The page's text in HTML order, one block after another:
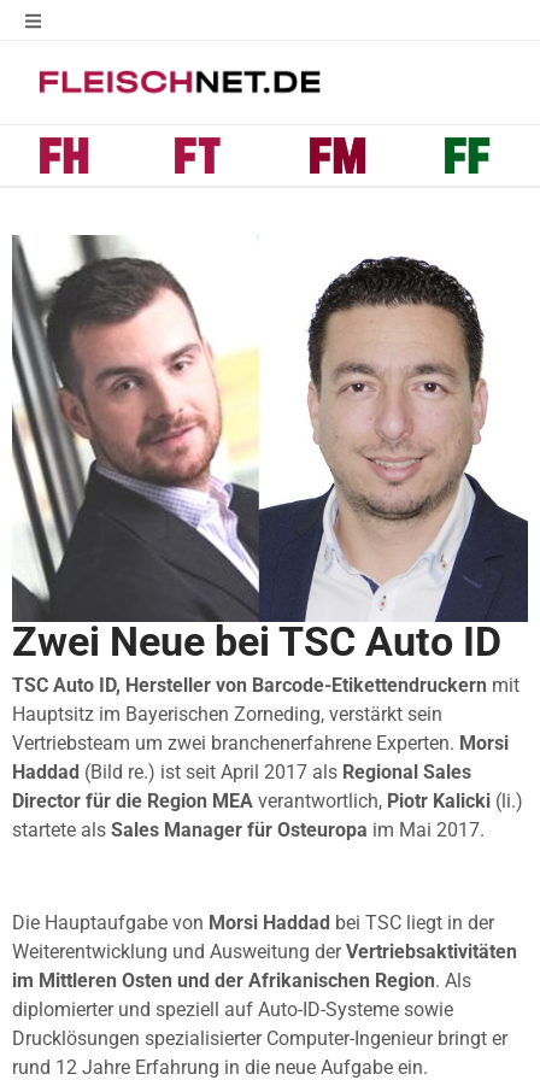
Zwei Neue bei TSC Auto ID
TSC Auto ID, Hersteller von Barcode-Etikettendruckern mit
Hauptsitz im Bayerischen Zorneding, verstärkt sein
Vertriebsteam um zwei branchenerfahrene Experten. Morsi
Haddad (Bild re.) ist seit April 2017 als Regional Sales
Director für die Region MEA verantwortlich, Piotr Kalicki (li.)
startete als Sales Manager für Osteuropa im Mai 2017.
Die Hauptaufgabe von Morsi Haddad bei TSC liegt in der
Weiterentwicklung und Ausweitung derVertriebsaktivitäten
im Mittleren Osten und der Afrikanischen Region. Als
diplomierter und speziell auf Auto-ID-Systeme sowie
Drucklösungen spezialisierter Computer-Ingenieur bringt er
rund 12 Jahre Erfahrung in die neue Aufgabe ein.